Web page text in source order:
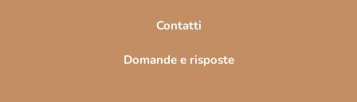
Contatti
Domande e risposte